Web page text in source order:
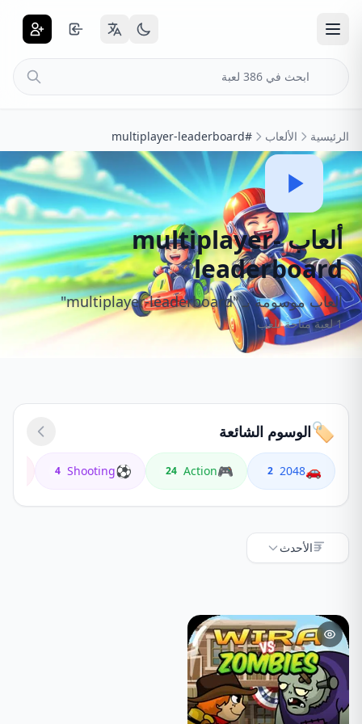
الرئيسية الألعاب #multiplayer-leaderboard
ألعاب multiplayer-
leaderboard
ألعاب موسومة بـ "multiplayer-leaderboard"
1 لعبة متاحة للعب
🏷️الوسوم الشائعة
🚗
2048
2
🎮
Action
24
⚽
Shooting
4
الأحدث